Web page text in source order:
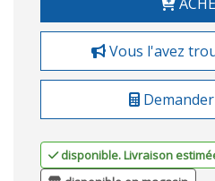
Vous l'avez
disponible. Livraison